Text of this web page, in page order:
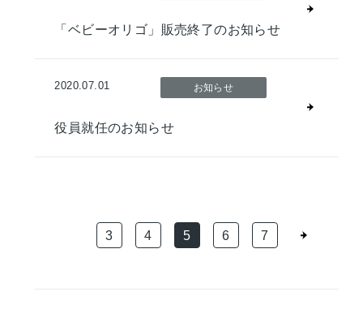
「ベビーオリゴ」販売終了のお知らせ
2020.07.01 お知らせ
役員就任のお知らせ
3 4 5 6 7